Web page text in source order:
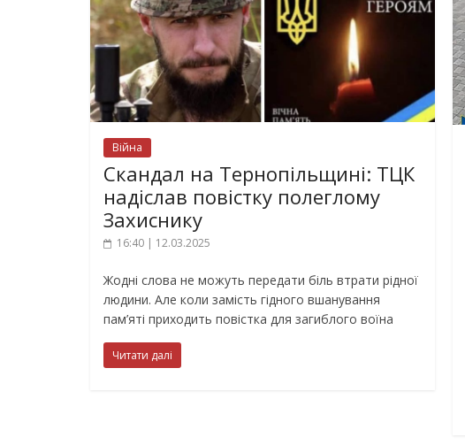
Війна
Скандал на Тернопільщині: ТЦК
надіслав повістку полеглому
Захиснику
16:40 | 12.03.2025
Жодні слова не можуть передати біль втрати рідної
людини. Але коли замість гідного вшанування
пам’яті приходить повістка для загиблого воїна
Читати далі